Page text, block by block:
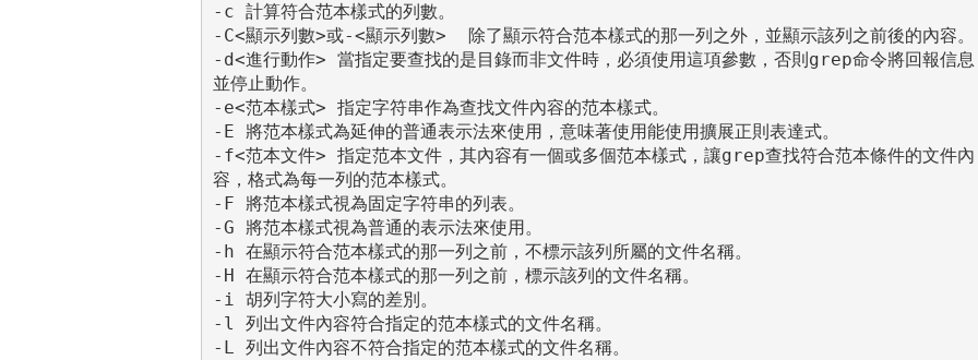
-c 計算符合范本樣式的列數。
-C<顯示列數>或-<顯示列數>  除了顯示符合范本樣式的那一列之外，並顯示該列之前後的內容。
-d<進行動作> 當指定要查找的是目錄而非文件時，必須使用這項參數，否則grep命令將回報信息
並停止動作。
-e<范本樣式> 指定字符串作為查找文件內容的范本樣式。
-E 將范本樣式為延伸的普通表示法來使用，意味著使用能使用擴展正則表達式。
-f<范本文件> 指定范本文件，其內容有一個或多個范本樣式，讓grep查找符合范本條件的文件內
容，格式為每一列的范本樣式。
-F 將范本樣式視為固定字符串的列表。
-G 將范本樣式視為普通的表示法來使用。
-h 在顯示符合范本樣式的那一列之前，不標示該列所屬的文件名稱。
-H 在顯示符合范本樣式的那一列之前，標示該列的文件名稱。
-i 胡列字符大小寫的差別。
-l 列出文件內容符合指定的范本樣式的文件名稱。
-L 列出文件內容不符合指定的范本樣式的文件名稱。